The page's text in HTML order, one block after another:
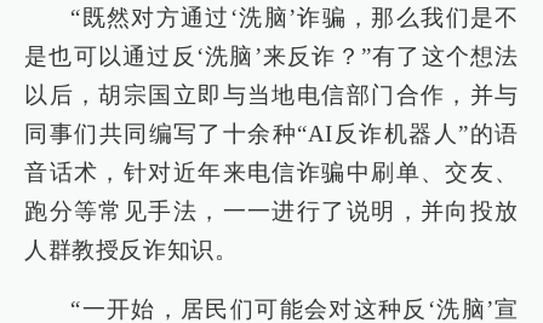
“既然对方通过‘洗脑’诈骗，那么我们是不
是也可以通过反‘洗脑’来反诈？”有了这个想法
以后，胡宗国立即与当地电信部门合作，并与
同事们共同编写了十余种“AI反诈机器人”的语
音话术，针对近年来电信诈骗中刷单、交友、
跑分等常见手法，一一进行了说明，并向投放
人群教授反诈知识。
“一开始，居民们可能会对这种反‘洗脑’宣